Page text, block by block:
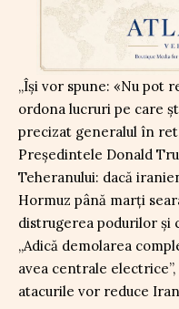
„Își vor spune: «Nu pot
ordona lucruri pe care
precizat generalul în
Președintele Donald
Teheranului: dacă
Hormuz până marți
distrugerea podurilor
„Adică demolarea
avea centrale
atacurile vor reduce